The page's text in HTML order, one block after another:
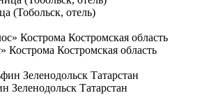
(Тобольск, отель)
Кострома Костромская область
Зеленодольск Татарстан